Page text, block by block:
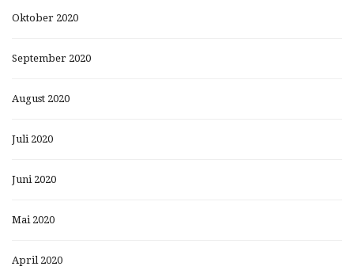
Oktober 2020
September 2020
August 2020
Juli 2020
Juni 2020
Mai 2020
April 2020